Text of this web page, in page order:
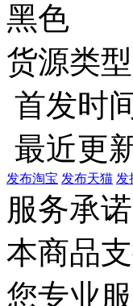
黑色
货源类
首发时
最近更
发布淘宝 发布天猫 发
服务承诺
本商品
您专业服